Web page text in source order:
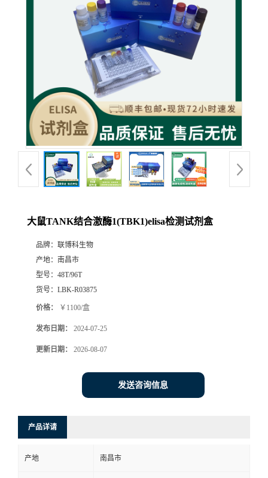
大鼠TANK结合激酶1(TBK1)elisa检测试剂盒
品牌： 联博科生物
产地： 南昌市
型号： 48T/96T
货号： LBK-R03875
价格： ￥1100/盒
发布日期： 2024-07-25
更新日期： 2026-08-07
发送咨询信息
产品详请
产地 南昌市